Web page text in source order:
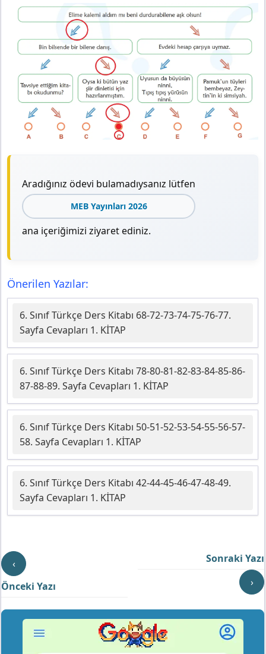
Aradığınız ödevi bulamadıysanız lütfen
MEB Yayınları 2026
ana içeriğimizi ziyaret ediniz.
Önerilen Yazılar:
6. Sınıf Türkçe Ders Kitabı 68-72-73-74-75-76-77.
Sayfa Cevapları 1. KİTAP
6. Sınıf Türkçe Ders Kitabı 78-80-81-82-83-84-85-86-
87-88-89. Sayfa Cevapları 1. KİTAP
6. Sınıf Türkçe Ders Kitabı 50-51-52-53-54-55-56-57-
58. Sayfa Cevapları 1. KİTAP
6. Sınıf Türkçe Ders Kitabı 42-44-45-46-47-48-49.
Sayfa Cevapları 1. KİTAP
‹
Önceki Yazı
Sonraki Yazı
›